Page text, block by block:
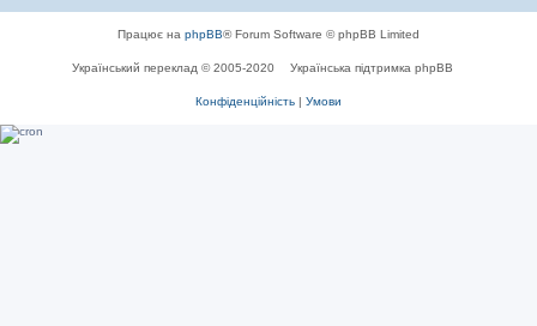
Працює на phpBB® Forum Software © phpBB Limited
Український переклад © 2005-2020 Українська підтримка phpBB
Конфіденційність | Умови